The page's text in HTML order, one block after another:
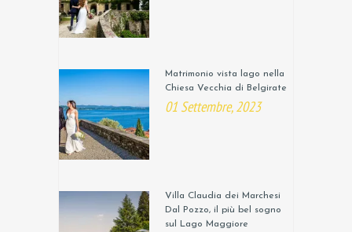
Matrimonio vista lago nella
Chiesa Vecchia di Belgirate
01 Settembre, 2023
Villa Claudia dei Marchesi
Dal Pozzo, il più bel sogno
sul Lago Maggiore